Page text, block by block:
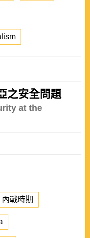
之安全問題
at the
內戰時期